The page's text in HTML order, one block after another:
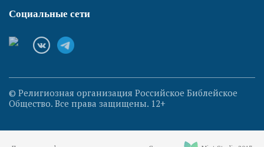
Социальные сети
© Религиозная организация Российское Библейское
Общество. Все права защищены. 12+